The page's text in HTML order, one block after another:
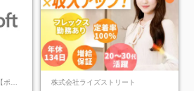
日本マイクロソフト株式会社【ポジションマッチ登録】 株式会社ライズストリート